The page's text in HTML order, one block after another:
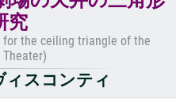
究
for the ceiling triangle of the
ィスコンティ